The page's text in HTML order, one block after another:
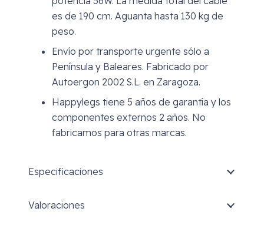
es de 190 cm. Aguanta hasta 130 kg de
peso.
Envío por transporte urgente sólo a
Península y Baleares. Fabricado por
Autoergon 2002 S.L. en Zaragoza.
Happylegs tiene 5 años de garantía y los
componentes externos 2 años. No
fabricamos para otras marcas.
Especificaciones
Valoraciones